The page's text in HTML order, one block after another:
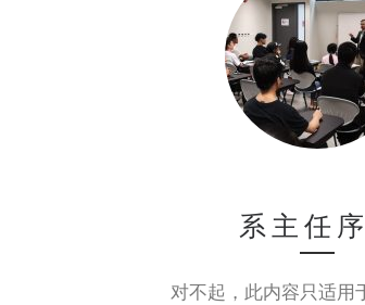
系 主 任
对不起，此内容只适用